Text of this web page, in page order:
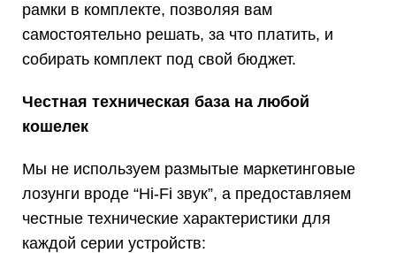
рамки в комплекте, позволяя вам
самостоятельно решать, за что платить, и
собирать комплект под свой бюджет.
Честная техническая база на любой
кошелек
Мы не используем размытые маркетинговые
лозунги вроде “Hi-Fi звук”, а предоставляем
честные технические характеристики для
каждой серии устройств: